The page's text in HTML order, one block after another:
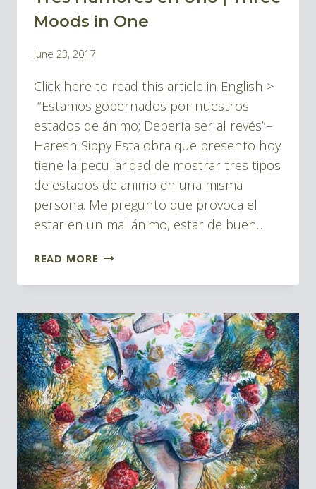
Moods in One
By
Montes
June 23, 2017
Click here to read this article in English >
“Estamos gobernados por nuestros
estados de ánimo; Debería ser al revés”–
Haresh Sippy Esta obra que presento hoy
tiene la peculiaridad de mostrar tres tipos
de estados de animo en una misma
persona. Me pregunto que provoca el
estar en un mal ánimo, estar de buen…
READ MORE TRES
UNO
|
THREE
MOODS
IN
ONE